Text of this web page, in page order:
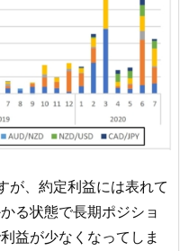
が、約定利益には表れて
る状態で長期ポジショ
益が少なくなってしま